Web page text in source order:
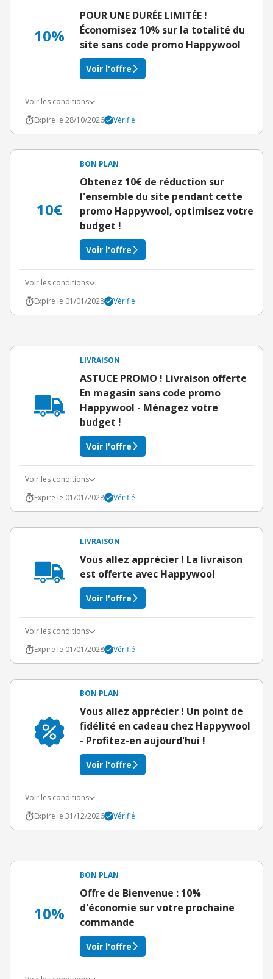
10%
POUR UNE DURÉE LIMITÉE !
Économisez 10% sur la totalité du
site sans code promo Happywool
Voir l'offre
Voir les conditions
Expire le 28/10/2026
Vérifié
10€
BON PLAN
Obtenez 10€ de réduction sur
l'ensemble du site pendant cette
promo Happywool, optimisez votre
budget !
Voir l'offre
Voir les conditions
Expire le 01/01/2028
Vérifié
LIVRAISON
ASTUCE PROMO ! Livraison offerte
En magasin sans code promo
Happywool - Ménagez votre
budget !
Voir l'offre
Voir les conditions
Expire le 01/01/2028
Vérifié
LIVRAISON
Vous allez apprécier ! La livraison
est offerte avec Happywool
Voir l'offre
Voir les conditions
Expire le 01/01/2028
Vérifié
BON PLAN
Vous allez apprécier ! Un point de
fidélité en cadeau chez Happywool
- Profitez-en aujourd'hui !
Voir l'offre
Voir les conditions
Expire le 31/12/2026
Vérifié
10%
BON PLAN
Offre de Bienvenue : 10%
d'économie sur votre prochaine
commande
Voir l'offre